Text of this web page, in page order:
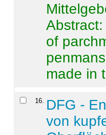
of
made in
16
DFG -
von